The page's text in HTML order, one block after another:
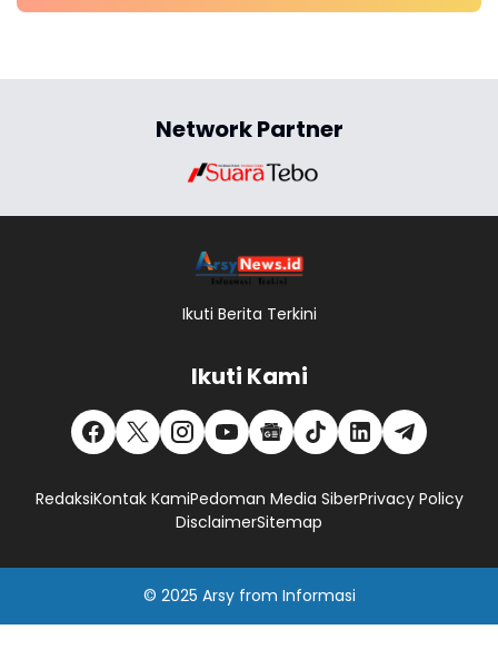
Network Partner
Ikuti Berita Terkini
Ikuti Kami
RedaksiKontak KamiPedoman Media SiberPrivacy Policy
DisclaimerSitemap
© 2025 Arsyfrom Informasi